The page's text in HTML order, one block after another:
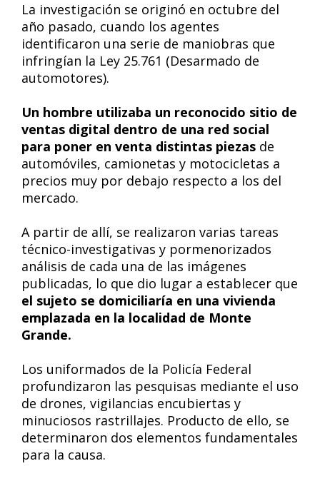
La investigación se originó en octubre del
año pasado, cuando los agentes
identificaron una serie de maniobras que
infringían la Ley 25.761 (Desarmado de
automotores).
Un hombre utilizaba un reconocido sitio de
ventas digital dentro de una red social
para poner en venta distintas piezas de
automóviles, camionetas y motocicletas a
precios muy por debajo respecto a los del
mercado.
A partir de allí, se realizaron varias tareas
técnico-investigativas y pormenorizados
análisis de cada una de las imágenes
publicadas, lo que dio lugar a establecer que
el sujeto se domiciliaría en una vivienda
emplazada en la localidad de Monte
Grande.
Los uniformados de la Policía Federal
profundizaron las pesquisas mediante el uso
de drones, vigilancias encubiertas y
minuciosos rastrillajes. Producto de ello, se
determinaron dos elementos fundamentales
para la causa.